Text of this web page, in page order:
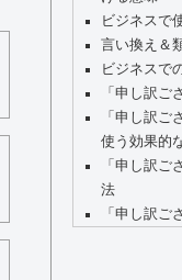
ビジネスで
言い換え＆
ビジネスで
「申し訳ご
「申し訳ご
使う効果的
「申し訳ご
法
「申し訳ご